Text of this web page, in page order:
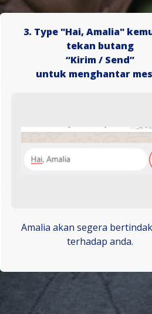
3. Type "Hai, Amalia"
tekan butang
“Kirim / Send”
untuk menghantar
Amalia akan segera
terhadap anda.